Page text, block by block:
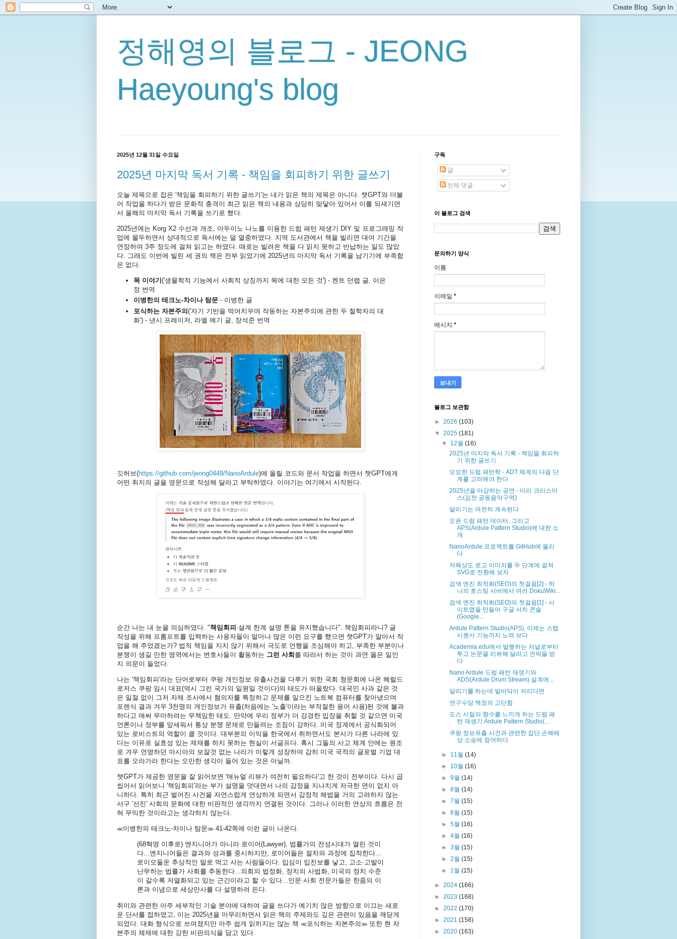
정해영의 블로그 - JEONG
Haeyoung's blog
2025년 12월 31일 수요일
2025년 마지막 독서 기록 - 책임을 회피하기 위한 글쓰기
오늘 제목으로 잡은 '책임을 회피하기 위한 글쓰기'는 내가 읽은 책의 제목은 아니다. 챗GPT와 더불
어 작업을 하다가 받은 문화적 충격이 최근 읽은 책의 내용과 상당히 맞닿아 있어서 이를 되새기면
서 올해의 마지막 독서 기록을 쓰기로 했다.
2025년에는 Korg X2 수선과 개조, 아두이노 나노를 이용한 드럼 패턴 재생기 DIY 및 프로그래밍 작
업에 몰두하면서 상대적으로 독서에는 덜 열중하였다. 지역 도서관에서 책을 빌리면 대여 기간을
연장하여 3주 정도에 걸쳐 읽고는 하였다. 때로는 빌려온 책을 다 읽지 못하고 반납하는 일도 많았
다. 그래도 이번에 빌린 세 권의 책은 전부 읽었기에 2025년의 마지막 독서 기록을 남기기에 부족함
은 없다.
목 이야기 ('생물학적 기능에서 사회적 상징까지 목에 대한 모든 것') - 켄트 던랩 글, 이은
정 번역
이병한의 테크노-차이나 탐문 - 이병한 글
포식하는 자본주의('자기 기반을 먹어치우며 작동하는 자본주의에 관한 두 철학자의 대
화') - 낸시 프레이저, 라엘 예기 글, 장석준 번역
깃허브(https://github.com/jeong0449/NanoArdule)에 올릴 코드와 문서 작업을 하면서 챗GPT에게
어떤 취지의 글을 영문으로 작성해 달라고 부탁하였다. 이야기는 여기에서 시작된다.
순간 나는 내 눈을 의심하였다. "책임회피·설계 한계 설명 톤을 유지했습니다". 책임회피라니? 글
작성을 위해 프롬프트를 입력하는 사용자들이 얼마나 많은 이런 요구를 했으면 챗GPT가 알아서 작
업을 해 주었겠는가? 법적 책임을 지지 않기 위해서 극도로 언행을 조심해야 하고, 부족한 부분이나
분쟁이 생길 만한 영역에서는 변호사들이 활동하는 그런 사회를 따라서 하는 것이 과연 옳은 일인
지 의문이 들었다.
나는 '책임회피'라는 단어로부터 쿠팡 개인정보 유출사건을 다루기 위한 국회 청문회에 나온 헤럴드
로저스 쿠팡 임시 대표(역시 그런 국가의 일원일 것이다)의 태도가 떠올랐다. 대국민 사과 같은 것
은 일절 없이 그저 자체 조사에서 혐의자를 특정하고 문제를 일으킨 노트북 컴퓨터를 찾아냈으며
포렌식 결과 겨우 3천명의 개인정보가 유출(처음에는 '노출'이라는 부적절한 용어 사용)된 것에 불과
하다고 애써 무마하려는 무책임한 태도. 만약에 우리 정부가 더 강경한 입장을 취할 것 같으면 미국
언론이나 정부를 앞세워서 통상 분쟁 문제로 만들려는 조짐이 강하다. 미국 정계에서 공식화되어
있는 로비스트의 역할이 클 것이다. 대부분의 이익을 한국에서 취하면서도 본사가 다른 나라에 있
다는 이유로 실효성 있는 제재를 하지 못하는 현실이 서글프다. 혹시 그들의 사고 체계 안에는 원조
로 겨우 연명하던 아시아의 보잘것 없는 나라가 이렇게 성장하여 감히 미국 국적의 글로벌 기업 대
표를 오라가라 한다는 오만한 생각이 들어 있는 것은 아닐까.
챗GPT가 제공한 영문을 잘 읽어보면 '매뉴얼 리뷰가 여전히 필요하다'고 한 것이 전부이다. 다시 곱
씹어서 읽어보니 '책임회피'라는 부가 설명을 덧대면서 나의 감정을 지나치게 자극한 면이 없지 아
니하다. 특히 최근 벌어진 사건을 자연스럽게 연상하게 되면서 감정적 해법을 거의 고려하지 않는
서구 '선진' 사회의 문화에 대한 비판적인 생각까지 연결된 것이다. 그러나 이러한 연상의 흐름은 전
혀 무익한 것이라고는 생각하지 않는다.
≪이병한의 테크노-차이나 탐문≫ 41-42쪽에 이런 글이 나온다.
(68혁명 이후로) 엔지니어가 아니라 로이어(Lawyer), 법률가의 전성시대가 열린 것이
다...엔지니어들은 결과와 성과를 중시하지만, 로이어들은 절차와 과정에 집착한다...
로이오둘운 추상적인 말로 먹고 사는 사람들이다. 입심이 입진보를 낳고, 고소·고발이
난무하는 법률가 사회를 추동한다...의회의 법정화, 정치의 사법화, 미국의 정치 수준
이 갈수록 저열화되고 있는 근간이라고 할 수 있다...인문·사회 전문가들은 한줌의 이
론과 이념으로 세상만사를 다 설명하려 든다.
취미와 관련한 아주 세부적인 기술 분야에 대하여 글을 쓰다가 예기치 않은 방향으로 이끄는 새로
운 단서를 접하였고, 이는 2025년을 마무리하면서 읽은 책의 주제와도 깊은 관련이 있음을 깨닫게
되었다. 대화 형식으로 쓰여졌지만 아주 쉽게 읽히지는 않는 책 ≪포식하는 자본주의≫ 또한 현 자
본주의 체제에 대한 강한 비판의식을 담고 있다.
구독
글
전체 댓글
이 블로그 검색
문의하기 양식
이름
이메일 *
메시지 *
블로그 보관함
► 2026 (103)
▼ 2025 (181)
▼ 12월(16)
2025년 마지막 독서 기록 - 책임을 회피하
기 위한 글쓰기
오묘한 드럼 패턴학 - ADT 체계의 다음 단
계를 고려해야 한다
2025년을 마감하는 공연 - 미리 크리스마
스(김천 공동음악구역)
달리기는 여전히 계속된다
오픈 드럼 패턴 데이터, 그리고
APS(Ardule Pattern Studio)에 대한 소
개
NanoArdule 프로젝트를 GitHub에 올리
다
저해상도 로고 이미지를 두 단계에 걸쳐
SVG로 전환해 보자
검색 엔진 최적화(SEO)의 첫걸음[2] - 하
나의 호스팅 서버에서 여러 DokuWiki...
검색 엔진 최적화(SEO)의 첫걸음[1] - 사
이트맵을 만들어 구글 서치 콘솔
(Google...
Ardule Pattern Studio(APS), 이제는 스텝
시퀀서 기능까지 노려 보다
Academia.edu에서 발행하는 저널로부터
투고 논문을 리뷰해 달라고 연락을 받
다
Nano Ardule 드럼 패턴 재생기와
ADS(Ardule Drum Stream) 설계에...
달리기를 하는데 발바닥이 저리다면
연구수당 책정의 고단함
도스 시절의 향수를 느끼게 하는 드럼 패
턴 재생기 Ardule Pattern Studio(...
쿠팡 정보유출 사건과 관련한 집단 손해배
상 소송에 참여하다
► 11월(14)
► 10월(16)
►9월(14)
►8월(14)
►7월(15)
►6월(15)
►5월(16)
►4월(16)
►3월(15)
►2월(15)
► 1월(15)
► 2024 (166)
► 2023 (168)
► 2022 (170)
► 2021 (158)
► 2020 (163)